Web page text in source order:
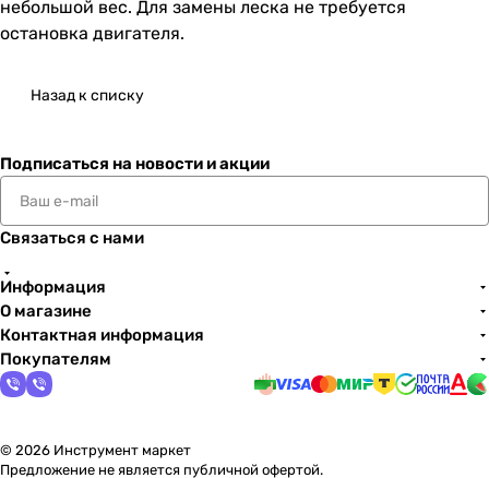
небольшой вес. Для замены леска не требуется
остановка двигателя.
Назад к списку
Подписаться на новости и акции
Связаться с нами
Информация
О магазине
Контактная информация
Покупателям
© 2026 Инструмент маркет
Предложение не является публичной офертой.